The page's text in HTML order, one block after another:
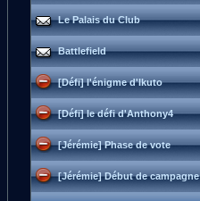
Le Palais du Club
Battlefield
[Défi] l'énigme d'Ikuto
[Défi] le défi d'Anthony4
[Jérémie] Phase de vote
[Jérémie] Début de campagne